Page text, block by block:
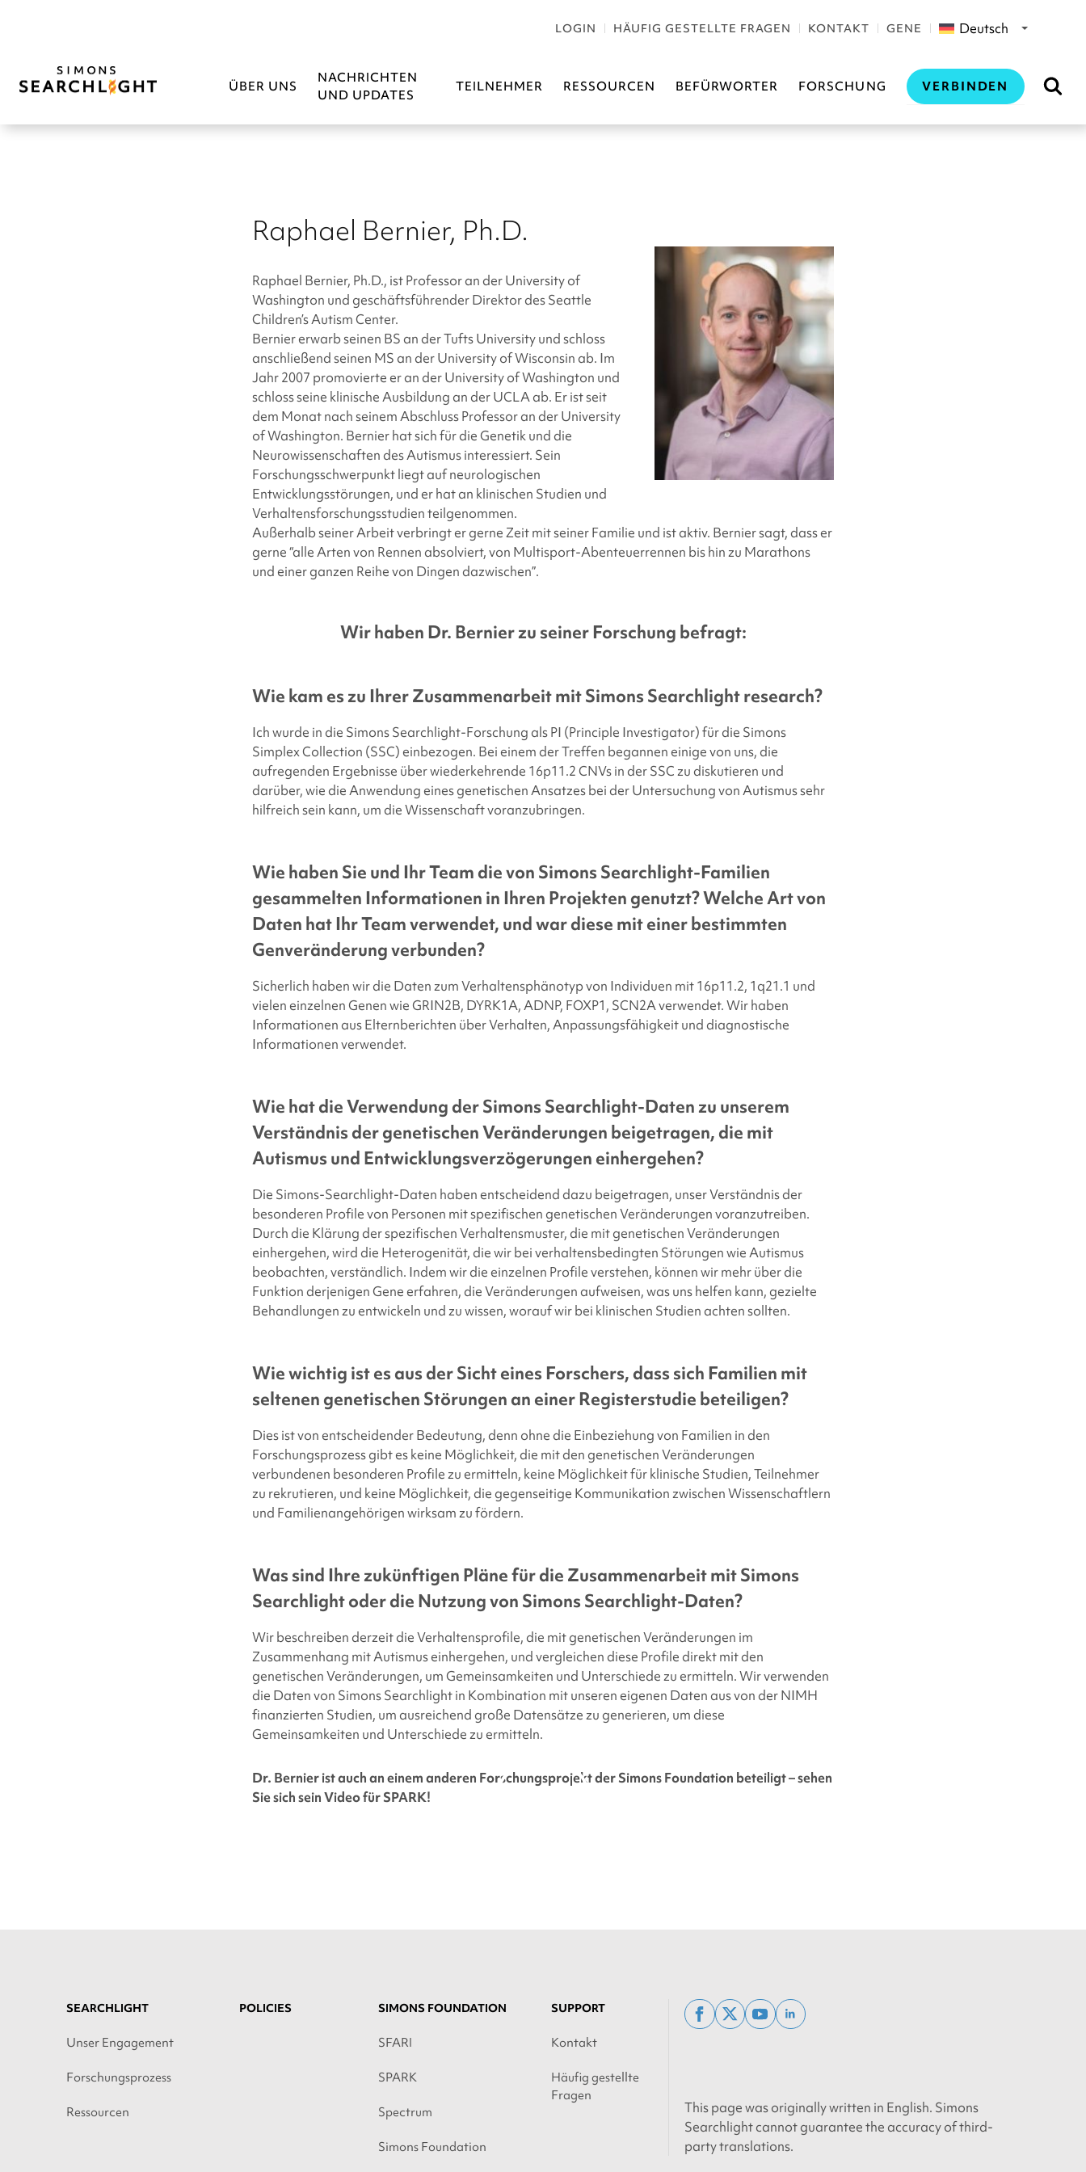
LOGIN HÄUFIG GESTELLTE FRAGEN KONTAKT GENE Deutsch
ÜBER UNS
NACHRICHTEN
UND UPDATES
TEILNEHMER RESSOURCEN BEFÜRWORTER FORSCHUNG VERBINDEN
Raphael Bernier, Ph.D.
Raphael Bernier, Ph.D., ist Professor an der University of
Washington und geschäftsführender Direktor des Seattle
Children’s Autism Center.
Bernier erwarb seinen BS an der Tufts University und schloss
anschließend seinen MS an der University of Wisconsin ab. Im
Jahr 2007 promovierte er an der University of Washington und
schloss seine klinische Ausbildung an der UCLA ab. Er ist seit
dem Monat nach seinem Abschluss Professor an der University
of Washington. Bernier hat sich für die Genetik und die
Neurowissenschaften des Autismus interessiert. Sein
Forschungsschwerpunkt liegt auf neurologischen
Entwicklungsstörungen, und er hat an klinischen Studien und
Verhaltensforschungsstudien teilgenommen.
Außerhalb seiner Arbeit verbringt er gerne Zeit mit seiner Familie und ist aktiv. Bernier sagt, dass er
gerne “alle Arten von Rennen absolviert, von Multisport-Abenteuerrennen bis hin zu Marathons
und einer ganzen Reihe von Dingen dazwischen”.
Wir haben Dr. Bernier zu seiner Forschung befragt:
Wie kam es zu Ihrer Zusammenarbeit mitSimons Searchlightresearch?
Ich wurde in die Simons Searchlight-Forschung als PI (Principle Investigator) für die Simons
Simplex Collection (SSC) einbezogen. Bei einem der Treffen begannen einige von uns, die
aufregenden Ergebnisse über wiederkehrende 16p11.2 CNVs in der SSC zu diskutieren und
darüber, wie die Anwendung eines genetischen Ansatzes bei der Untersuchung von Autismus sehr
hilfreich sein kann, um die Wissenschaft voranzubringen.
Wie haben Sie und Ihr Team die von Simons Searchlight-Familien
gesammelten Informationen in Ihren Projekten genutzt?Welche Art von
Daten hat Ihr Team verwendet, und war diese mit einer bestimmten
Genveränderung verbunden?
Sicherlich haben wir die Daten zum Verhaltensphänotyp von Individuen mit 16p11.2, 1q21.1 und
vielen einzelnen Genen wie GRIN2B, DYRK1A, ADNP, FOXP1, SCN2A verwendet. Wir haben
Informationen aus Elternberichten über Verhalten, Anpassungsfähigkeit und diagnostische
Informationen verwendet.
Wie hat die Verwendung derSimons Searchlight-Daten zu unserem
Verständnis der genetischen Veränderungen beigetragen, die mit
Autismus und Entwicklungsverzögerungen einhergehen?
Die Simons-Searchlight-Daten haben entscheidend dazu beigetragen, unser Verständnis der
besonderen Profile von Personen mit spezifischen genetischen Veränderungen voranzutreiben.
Durch die Klärung der spezifischen Verhaltensmuster, die mit genetischen Veränderungen
einhergehen, wird die Heterogenität, die wir bei verhaltensbedingten Störungen wie Autismus
beobachten, verständlich. Indem wir die einzelnen Profile verstehen, können wir mehr über die
Funktion derjenigen Gene erfahren, die Veränderungen aufweisen, was uns helfen kann, gezielte
Behandlungen zu entwickeln und zu wissen, worauf wir bei klinischen Studien achten sollten.
Wie wichtig ist es aus der Sicht eines Forschers, dass sich Familien mit
seltenen genetischen Störungen an einer Registerstudie beteiligen?
Dies ist von entscheidender Bedeutung, denn ohne die Einbeziehung von Familien in den
Forschungsprozess gibt es keine Möglichkeit, die mit den genetischen Veränderungen
verbundenen besonderen Profile zu ermitteln, keine Möglichkeit für klinische Studien, Teilnehmer
zu rekrutieren, und keine Möglichkeit, die gegenseitige Kommunikation zwischen Wissenschaftlern
und Familienangehörigen wirksam zu fördern.
Was sind Ihre zukünftigen Pläne für die Zusammenarbeit mitSimons
Searchlightoder die Nutzung von Simons Searchlight-Daten?
Wir beschreiben derzeit die Verhaltensprofile, die mit genetischen Veränderungen im
Zusammenhang mit Autismus einhergehen, und vergleichen diese Profile direkt mit den
genetischen Veränderungen, um Gemeinsamkeiten und Unterschiede zu ermitteln. Wir verwenden
die Daten von Simons Searchlightin Kombination mit unseren eigenen Daten aus von der NIMH
finanzierten Studien, um ausreichend große Datensätze zu generieren, um diese
Gemeinsamkeiten und Unterschiede zu ermitteln.
Dr. Bernier ist auch an einem anderen Forschungsprojekt derSimons Foundation beteiligt – sehen
Sie sich sein Video fürSPARK!
SEARCHLIGHT
Unser Engagement
Forschungsprozess
Ressourcen
POLICIES SIMONS FOUNDATION
SFARI
SPARK
Spectrum
Simons Foundation
SUPPORT
Kontakt
Häufig gestellte
Fragen
facebook
x
youtubelinkedin
This page was originally written in English. Simons
Searchlight cannot guarantee the accuracy of third-
party translations.